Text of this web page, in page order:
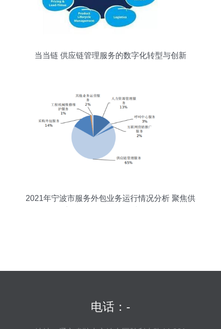
当当链 供应链管理服务的数字化转型与创新
2021年宁波市服务外包业务运行情况分析 聚焦供
电话：-